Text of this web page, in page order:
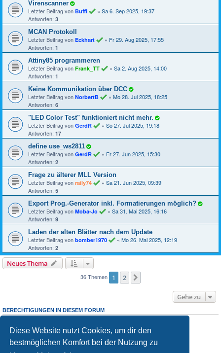
Diese Website nutzt Cookies, um dir den
bestmöglichen Komfort bei der Nutzung zu
Virenscanner
Letzter Beitrag von Buffi « Sa 6. Sep 2025, 19:37
Antworten: 3
MCAN Protokoll
Letzter Beitrag von Eckhart « Fr 29. Aug 2025, 17:55
Antworten: 1
Attiny85 programmeren
Letzter Beitrag von Frank_TT « Sa 2. Aug 2025, 14:00
Antworten: 1
Keine Kommunikation über DCC
Letzter Beitrag von NorbertB « Mo 28. Jul 2025, 18:25
Antworten: 6
"LED Color Test" funktioniert nicht mehr.
Letzter Beitrag von GerdR « So 27. Jul 2025, 19:18
Antworten: 17
define use_ws2811
Letzter Beitrag von GerdR « Fr 27. Jun 2025, 15:30
Antworten: 2
Frage zu älterer MLL Version
Letzter Beitrag von raily74 « Sa 21. Jun 2025, 09:39
Antworten: 5
Export Prog.-Generator inkl. Formatierungen möglich?
Letzter Beitrag von Moba-Jo « Sa 31. Mai 2025, 16:16
Antworten: 9
Laden der alten Blätter nach dem Update
Letzter Beitrag von bomber1970 « Mo 26. Mai 2025, 12:19
Antworten: 2
Neues Thema
36 Themen 1 2
Gehe zu
BERECHTIGUNGEN IN DIESEM FORUM
Du darfst
neuen Themen in diesem Forum erstellen.
keine
Du darfst deine Beiträge in diesem Forumnichtändern.
Du darfst deine Beiträge in diesem Forum nicht löschen.
Du darfst keineDateianhänge in diesem Forum erstellen.